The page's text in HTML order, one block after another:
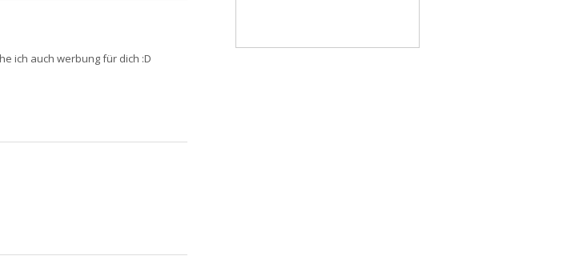
ich auch werbung für dich :D